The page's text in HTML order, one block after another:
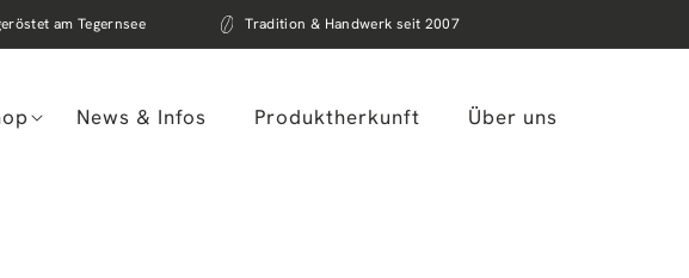
am Tegernsee Tradition & Handwerk seit 2007
News & Infos Produktherkunft Über uns